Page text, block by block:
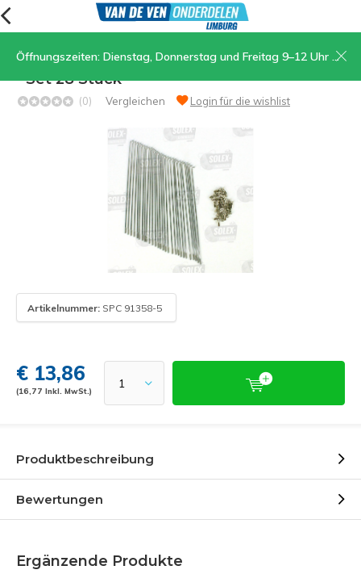
Öffnungszeiten: Dienstag, Donnerstag und Freitag 9–12 Uhr und 13.30–17 Uhr, Samstag 9–12 Uhr
06. Speichen mit Nippeln 19" - 13 Gänge 215
- Set 28 Stück
(0) Vergleichen Login für die wishlist
Artikelnummer: SPC 91358-5
€ 13,86
(16,77 Inkl. MwSt.)
Produktbeschreibung
Bewertungen
Ergänzende Produkte